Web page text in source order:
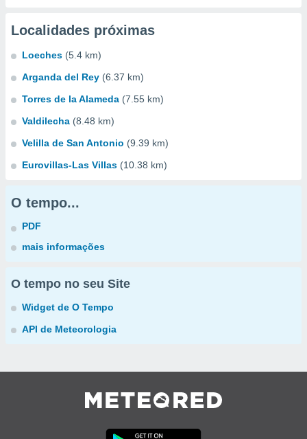
Localidades próximas
Loeches (5.4 km)
Arganda del Rey (6.37 km)
Torres de la Alameda (7.55 km)
Valdilecha (8.48 km)
Velilla de San Antonio (9.39 km)
Eurovillas-Las Villas (10.38 km)
O tempo...
PDF
mais informações
O tempo no seu Site
Widget de O Tempo
API de Meteorologia